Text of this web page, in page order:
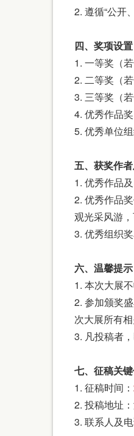
2. 遵循“公开
四、奖项设置
1. 一等奖（
2. 二等奖（
3. 三等奖（
4. 优秀作品
5. 优秀单位
五、获奖作
1. 优秀作品
2. 优秀作品
观光采风游
3. 优秀组织
六、温馨提示
1. 本次大展
2. 参加颁奖
次大展所有
3. 凡投稿者
七、征稿关
1. 征稿时间：
2. 投稿地址
3. 联系人及